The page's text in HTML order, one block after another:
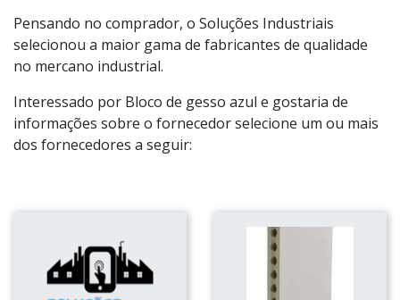
Pensando no comprador, o Soluções Industriais
selecionou a maior gama de fabricantes de qualidade
no mercano industrial.
Interessado por Bloco de gesso azul e gostaria de
informações sobre o fornecedor selecione um ou mais
dos fornecedores a seguir: